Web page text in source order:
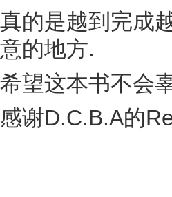
真的是越到完成
意的地方.
希望这本书不会
感谢D.C.B.A的